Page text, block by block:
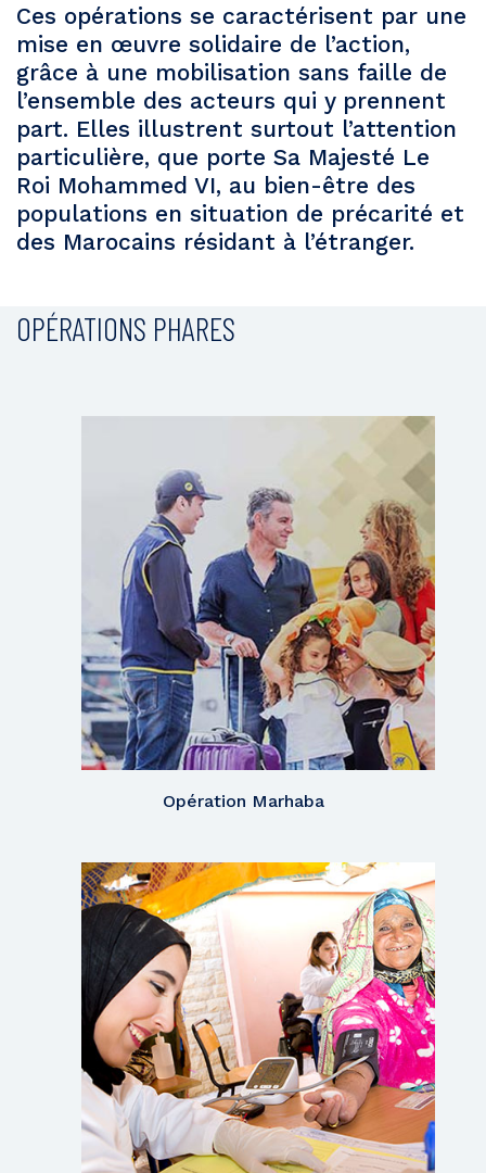
Ces opérations se caractérisent par une
mise en œuvre solidaire de l’action,
grâce à une mobilisation sans faille de
l’ensemble des acteurs qui y prennent
part. Elles illustrent surtout l’attention
particulière, que porte Sa Majesté Le
Roi Mohammed VI, au bien-être des
populations en situation de précarité et
des Marocains résidant à l’étranger.
OPÉRATIONS PHARES
Opération Marhaba